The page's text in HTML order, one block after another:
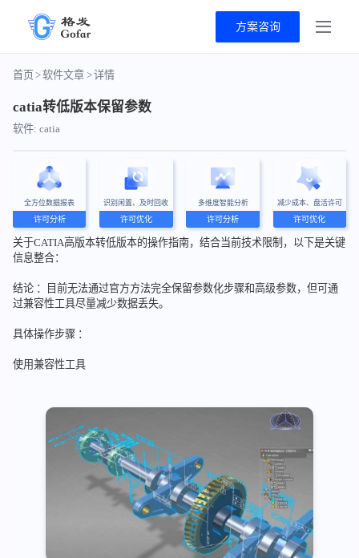
方案咨询
首页>软件文章 >详情
catia转低版本保留参数
软件: catia
全方位数据报表
许可分析
识别闲置、及时回收
许可优化
多维度智能分析
许可分析
减少成本、盘活许可
许可优化
关于CATIA高版本转低版本的操作指南，结合当前技术限制，以下是关键
信息整合：
结论 ：目前无法通过官方方法完全保留参数化步骤和高级参数，但可通
过兼容性工具尽量减少数据丢失。
具体操作步骤 ：
使用兼容性工具